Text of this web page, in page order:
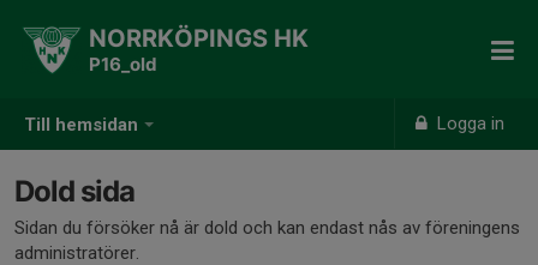
Till hemsidan Logga in
NORRKÖPINGS HK
P16_old
Dold sida
Sidan du försöker nå är dold och kan endast nås av föreningens
administratörer.